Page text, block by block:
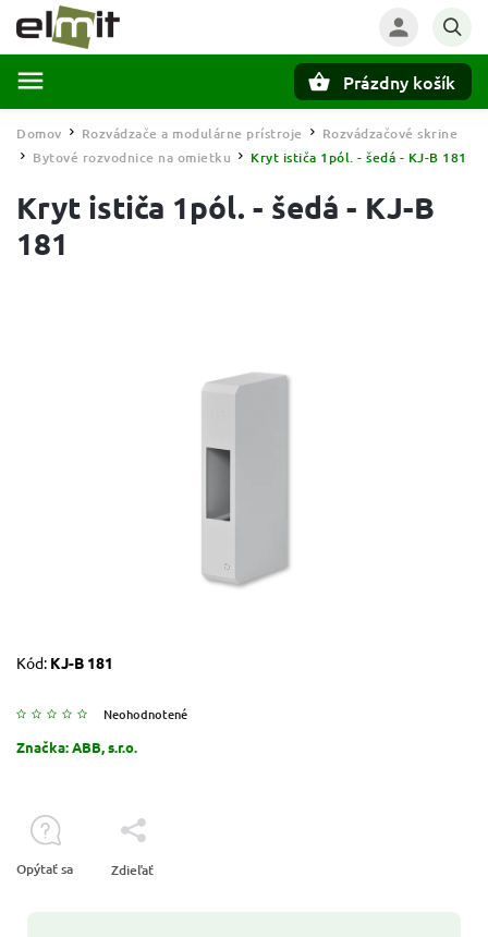
Prázdny košík
Domov / Rozvádzače a modulárne prístroje / Rozvádzačové skrine
/ Bytové rozvodnice na omietku / Kryt ističa 1pól. - šedá - KJ-B 181
Kryt ističa 1pól. - šedá - KJ-B
181
Kód: KJ-B 181
Neohodnotené
Značka:ABB, s.r.o.
Opýtať sa Zdieľať